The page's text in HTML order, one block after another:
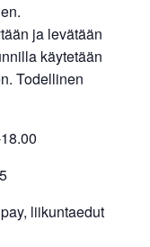
ja levätään
käytetään
Todellinen
liikuntaedut